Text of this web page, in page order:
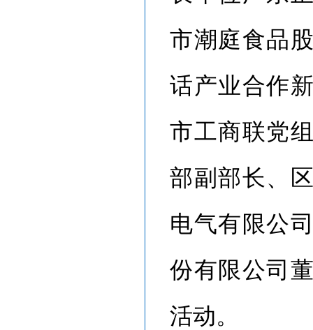
市潮庭食品
话产业合作
市工商联党
部副部长、
电气有限公
份有限公司
活动。